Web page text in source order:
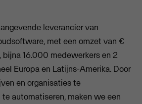
leverancier van
met een omzet van €
16.000 medewerkers en 2
Europa en Latijns-Amerika. Door
en organisaties te
automatiseren, maken we een